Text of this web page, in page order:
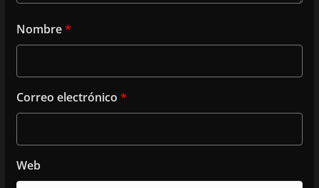
Nombre*
Correo electrónico *
Web